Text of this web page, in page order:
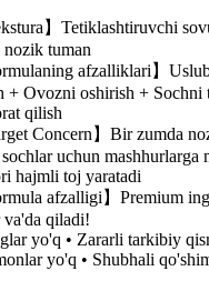
】Tetiklashtiruvchi
nozik tuman
afzalliklari】
+ Ovozni oshirish + Sochni
qilish
Concern】Bir zumda
uchun mashhurlarga
hajmli toj yaratadi
afzalligi】Premium
va'da qiladi!
yo'q • Zararli tarkibiy
yo'q • Shubhali